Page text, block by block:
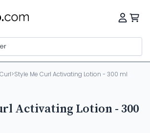
>Style Me Curl Activating Lotion - 300 ml
Activating Lotion - 300